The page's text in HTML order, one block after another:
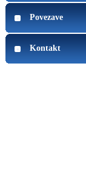
Povezave
Kontakt